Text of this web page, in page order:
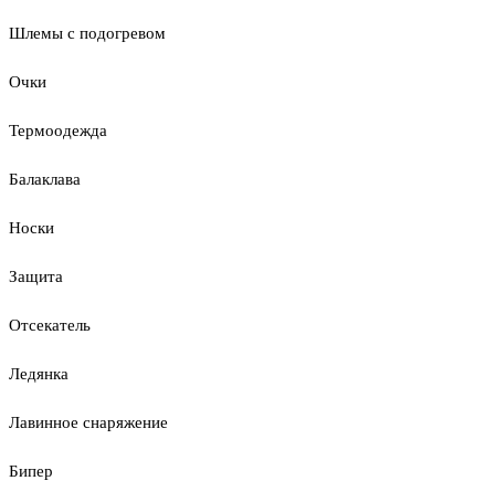
Шлемы с подогревом
Очки
Термоодежда
Балаклава
Носки
Защита
Отсекатель
Ледянка
Лавинное снаряжение
Бипер